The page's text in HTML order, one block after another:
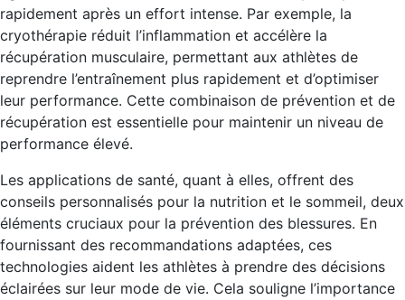
rapidement après un effort intense. Par exemple, la
cryothérapie réduit l’inflammation et accélère la
récupération musculaire, permettant aux athlètes de
reprendre l’entraînement plus rapidement et d’optimiser
leur performance. Cette combinaison de prévention et de
récupération est essentielle pour maintenir un niveau de
performance élevé.
Les applications de santé, quant à elles, offrent des
conseils personnalisés pour la nutrition et le sommeil, deux
éléments cruciaux pour la prévention des blessures. En
fournissant des recommandations adaptées, ces
technologies aident les athlètes à prendre des décisions
éclairées sur leur mode de vie. Cela souligne l’importance